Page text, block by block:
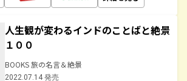
人生観が変わるインドのことばと絶景
１００
BOOKS 旅の名言＆絶景
2022.07.14 発売